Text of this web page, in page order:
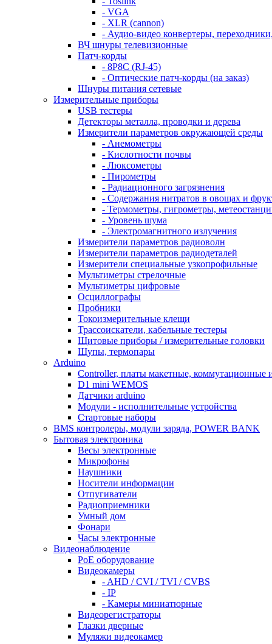
- VGA
- XLR (cannon)
- Аудио-видео конвертеры,
ВЧ шнуры телевизионные
Патч-корды
- 8P8C (RJ-45)
- Оптические патч-корды (на заказ)
Шнуры питания сетевые
Измерительные приборы
USB тестеры
Детекторы металла, проводки и дерева
Измерители параметров окружающей среды
- Анемометры
- Кислотности почвы
- Люксометры
- Пирометры
- Радиационного загрязнения
- Содержания нитратов в овощах и
- Термометры, гигрометры,
- Уровень шума
- Электромагнитного излучения
Измерители параметров радиоволн
Измерители параметров радиодеталей
Измерители специальные узкопрофильные
Мультиметры стрелочные
Мультиметры цифровые
Осциллографы
Пробники
Токоизмерительные клещи
Трассоискатели, кабельные тестеры
Щитовые приборы / измерительные головки
Щупы, термопары
Arduino
Controller, платы макетные, коммутационные
D1 mini WEMOS
Датчики arduino
Модули - исполнительные устройства
Стартовые наборы
BMS контролеры, модули заряда, POWER BANK
Бытовая электроника
Весы электронные
Микрофоны
Наушники
Носители информации
Отпугиватели
Радиоприемники
Умный дом
Фонари
Часы электронные
Видеонаблюдение
PoE оборудование
Видеокамеры
- AHD / CVI / TVI / CVBS
- IP
- Камеры миниатюрные
Видеорегистраторы
Глазки дверные
Муляжи видеокамер